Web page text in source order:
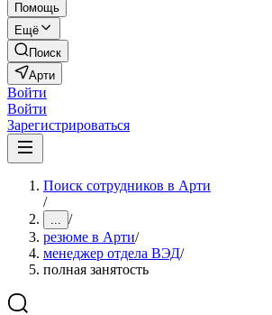
Помощь
Ещё
Поиск
Арти
Войти
Войти
Зарегистрироваться
Поиск сотрудников в Арти
/
... /
резюме в Арти/
менеджер отдела ВЭД/
полная занятость